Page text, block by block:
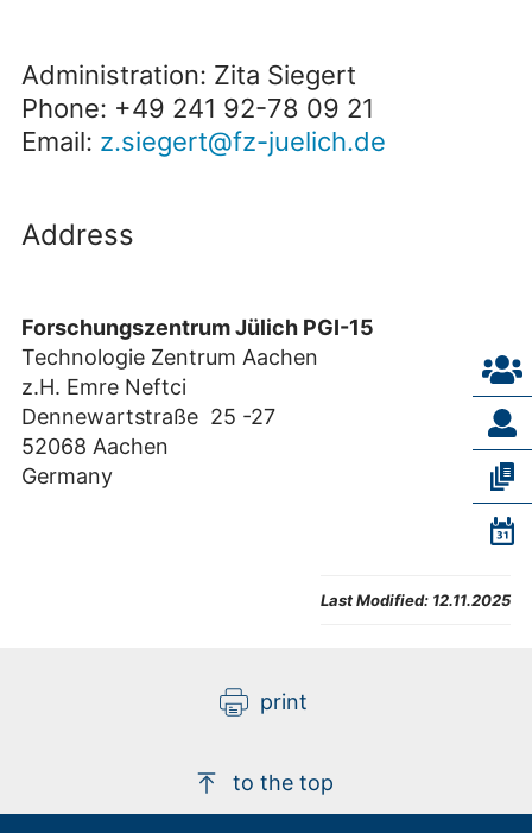
Administration: Zita Siegert
Phone: +49 241 92-78 09 21
Email: z.siegert@fz-juelich.de
Address
Forschungszentrum Jülich PGI-15
Technologie Zentrum Aachen
z.H. Emre Neftci
Dennewartstraße 25 -27
52068 Aachen
Germany
Last Modified: 12.11.2025
print
to the top